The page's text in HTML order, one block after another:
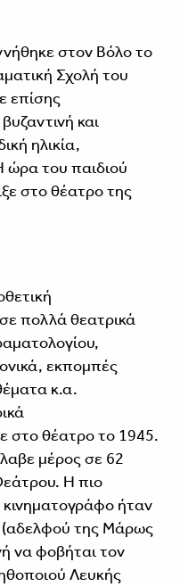
στον Βόλο το
Σχολή του
επίσης
και
ηλικία,
ώρα του παιδιού
στο θέατρο της
πολλά θεατρικά
εκπομπές
κ.α.
στο θέατρο το 1945.
μέρος σε 62
Η πιο
ήταν
(αδελφού της Μάρως
να φοβήται τον
Λευκής